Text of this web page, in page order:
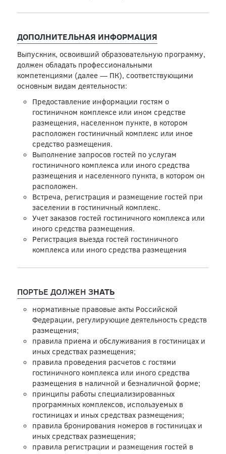
ДОПОЛНИТЕЛЬНАЯ ИНФОРМАЦИЯ
Выпускник, освоивший образовательную программу,
должен обладать профессиональными
компетенциями (далее — ПК), соответствующими
основным видам деятельности:
Предоставление информации гостям о
гостиничном комплексе или ином средстве
размещения, населенном пункте, в котором
расположен гостиничный комплекс или иное
средство размещения.
Выполнение запросов гостей по услугам
гостиничного комплекса или иного средства
размещения и населенного пункта, в котором он
расположен.
Встреча, регистрация и размещение гостей при
заселении в гостиничный комплекс.
Учет заказов гостей гостиничного комплекса или
иного средства размещения.
Регистрация выезда гостей гостиничного
комплекса или иного средства размещения
ПОРТЬЕ ДОЛЖЕН ЗНАТЬ
нормативные правовые акты Российской
Федерации, регулирующие деятельность средств
размещения;
правила приема и обслуживания в гостиницах и
иных средствах размещения;
правила проведения расчетов с гостями
гостиничного комплекса или иного средства
размещения в наличной и безналичной форме;
принципы работы специализированных
программных комплексов, используемых в
гостиницах и иных средствах размещения;
правила бронирования номеров в гостиницах и
иных средствах размещения;
правила регистрации и размещения гостей в